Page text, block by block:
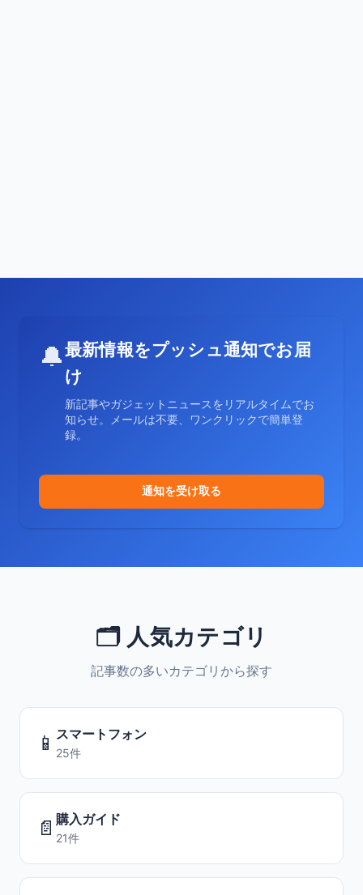
🔔最新情報をプッシュ通知でお届
け
新記事やガジェットニュースをリアルタイムでお
知らせ。メールは不要、ワンクリックで簡単登
録。
通知を受け取る
🗂️ 人気カテゴリ
記事数の多いカテゴリから探す
📱 スマートフォン
25件
📄 購入ガイド
21件